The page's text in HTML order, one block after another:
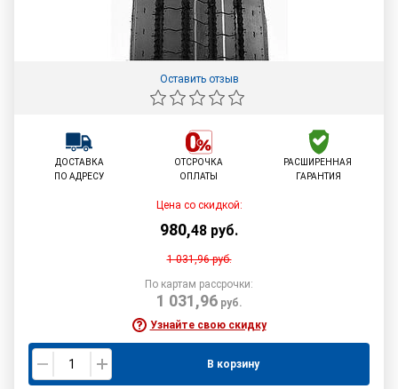
Оставить отзыв
ДОСТАВКА
ПО АДРЕСУ
ОТСРОЧКА
ОПЛАТЫ
РАСШИРЕННАЯ
ГАРАНТИЯ
Цена со скидкой:
980,48 руб.
1 031,96руб.
По картам рассрочки:
1 031,96руб.
Узнайте свою скидку
В корзину